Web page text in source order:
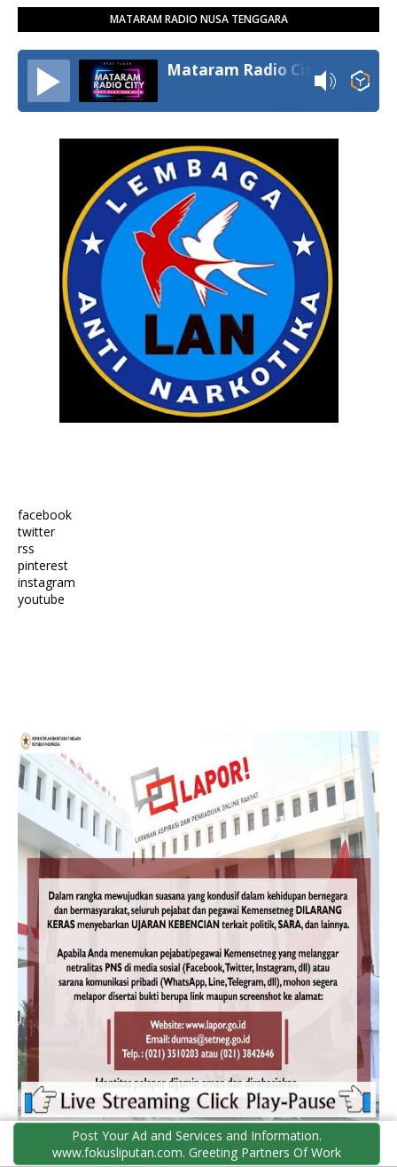
MATARAM RADIO NUSA TENGGARA
Mataram Radio City
facebook
twitter
rss
pinterest
instagram
youtube
Post Your Ad and Services and Information.
www.fokusliputan.com. Greeting Partners Of Work